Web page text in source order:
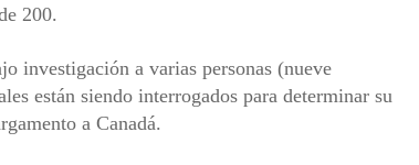
200.
investigación a varias personas (nueve
están siendo interrogados para determinar su
a Canadá.